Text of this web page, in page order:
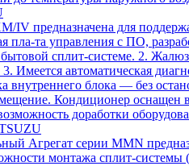
IV предназначена для
пла-та управления с ПО,
сплит-системе. 2.
автоматическая
внутреннего блока — без
Кондиционер
доработки
Агрегат серии MMN
монтажа сплит-